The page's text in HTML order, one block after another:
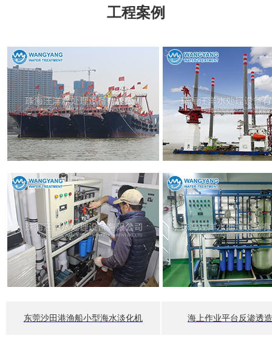
工程案例
东莞沙田港渔船小型海水淡化机 海上作业平台反渗透